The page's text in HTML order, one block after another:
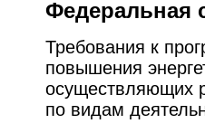
Федеральная
Требования к
повышения
осуществляющих
по видам